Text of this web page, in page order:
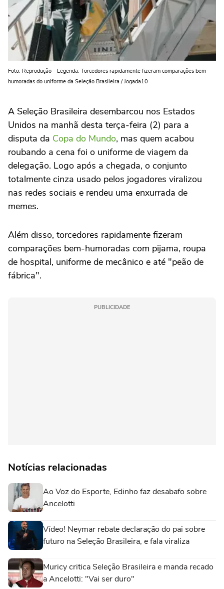
Foto: Reprodução - Legenda: Torcedores rapidamente fizeram comparações bem-
humoradas do uniforme da Seleção Brasileira / Jogada10
A Seleção Brasileira desembarcou nos Estados
Unidos na manhã desta terça-feira (2) para a
disputa da Copa do Mundo, mas quem acabou
roubando a cena foi o uniforme de viagem da
delegação. Logo após a chegada, o conjunto
totalmente cinza usado pelos jogadores viralizou
nas redes sociais e rendeu uma enxurrada de
memes.
Além disso, torcedores rapidamente fizeram
comparações bem-humoradas com pijama, roupa
de hospital, uniforme de mecânico e até "peão de
fábrica".
PUBLICIDADE
Notícias relacionadas
Ao Voz do Esporte, Edinho faz desabafo sobre
Ancelotti
Vídeo! Neymar rebate declaração do pai sobre
futuro na Seleção Brasileira, e fala viraliza
Muricy critica Seleção Brasileira e manda recado
a Ancelotti: "Vai ser duro"